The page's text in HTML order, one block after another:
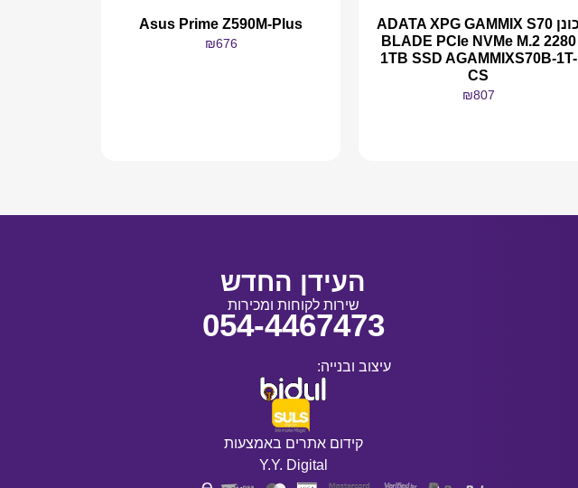
כונן ADATA XPG GAMMIX S70
BLADE PCIe NVMe M.2 2280
1TB SSD AGAMMIXS70B-1T-
CS
₪807
Asus Prime Z590M-Plus
₪676
העידן החדש
שירות לקוחות ומכירות
054-4467473
עיצוב ובנייה:
קידום אתרים באמצעות
Y.Y. Digital